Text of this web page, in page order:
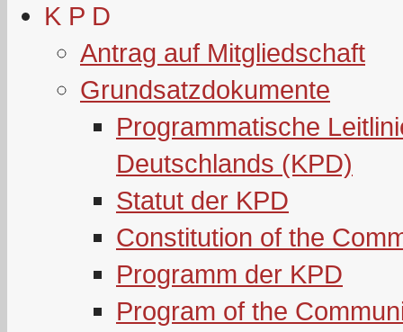
K P D
Antrag auf Mitgliedschaft
Grundsatzdokumente
Programmatische
Deutschlands (KPD)
Statut der KPD
Constitution of the
Programm der KPD
Program of the